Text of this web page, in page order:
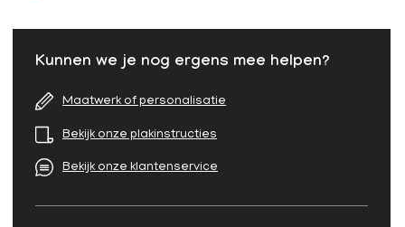
Kunnen we je nog ergens mee helpen?
Maatwerk of personalisatie
Bekijk onze plakinstructies
Bekijk onze klantenservice